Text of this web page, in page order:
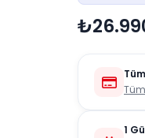
1